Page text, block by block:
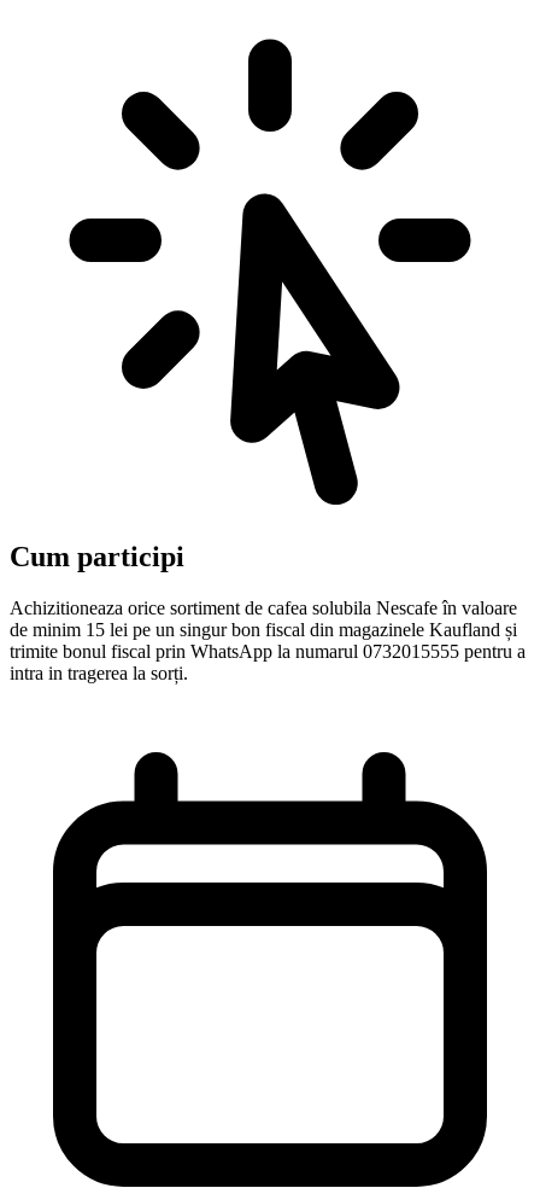
Cum participi
Achizitioneaza orice sortiment de cafea solubila Nescafe în valoare
de minim 15 lei pe un singur bon fiscal din magazinele Kaufland și
trimite bonul fiscal prin WhatsApp la numarul 0732015555 pentru a
intra in tragerea la sorți.